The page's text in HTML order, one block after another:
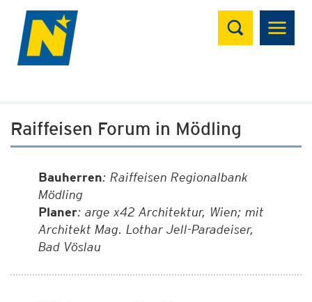
Suchen
Raiffeisen Forum in Mödling
Bauherren: Raiffeisen Regionalbank
Mödling
Planer: arge x42 Architektur, Wien; mit
Architekt Mag. Lothar Jell-Paradeiser,
Bad Vöslau